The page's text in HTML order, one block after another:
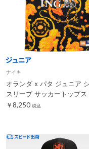
ナイキ
オランダ x パタ ジュニア
スリーブ サッカートップス
￥8,250 税込